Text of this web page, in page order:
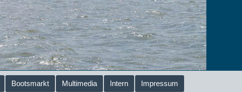
Bootsmarkt Multimedia Intern Impressum